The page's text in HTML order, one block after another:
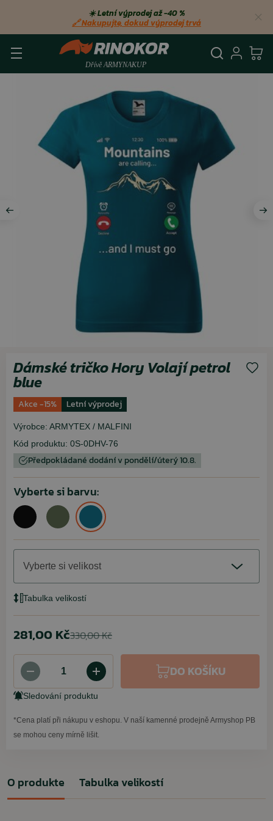
☀️ Letní výprodej až −40 %
🔗 Nakupujte, dokud výprodej trvá
Dámské tričko Hory Volají petrol
blue
Akce -15% Letní výprodej
Výrobce: ARMYTEX / MALFINI
Kód produktu: 0S-0DHV-76
Předpokládané dodání v pondělí/úterý 10.8.
Vyberte si barvu:
Vyberte si velikost
Tabulka velikostí
281,00 Kč330,00 Kč
DO KOŠÍKU
Sledování produktu
*Cena platí při nákupu v eshopu. V naší kamenné prodejně Armyshop PB
se mohou ceny mírně lišit.
O produkte Tabulka velikostí